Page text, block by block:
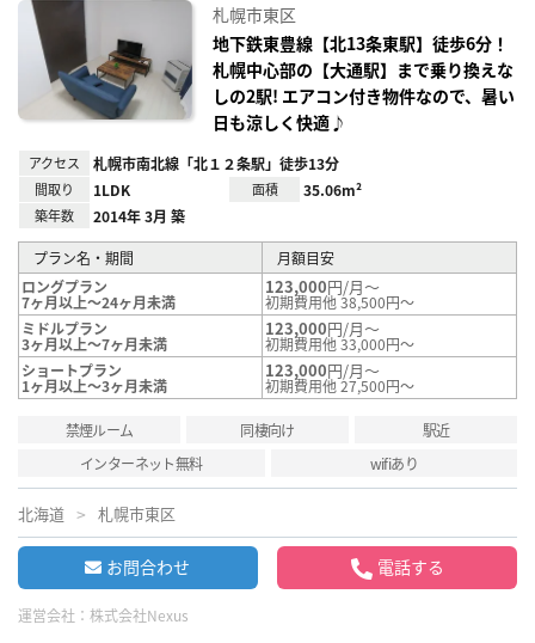
録
札幌市東区
地下鉄東豊線【北13条東駅】徒歩6分！
札幌中心部の【大通駅】まで乗り換えな
しの2駅! エアコン付き物件なので、暑い
日も涼しく快適♪
アクセス 札幌市南北線「北１２条駅」徒歩13分
間取り 1LDK 面積 35.06m²
築年数 2014年 3月 築
プラン名・期間
月額目安
ロングプラン
7ヶ月以上～24ヶ月未満
123,000円/月～
初期費用他 38,500円～
ミドルプラン
3ヶ月以上～7ヶ月未満
123,000円/月～
初期費用他 33,000円～
ショートプラン
1ヶ月以上～3ヶ月未満
123,000円/月～
初期費用他 27,500円～
禁煙ルーム 同棲向け
駅近
インターネット無料
wifiあり
北海道 札幌市東区
お問合わせ 電話する
運営会社： 株式会社Nexus